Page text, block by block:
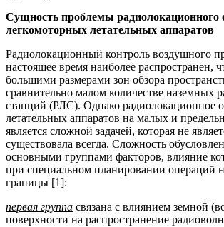
Сущность проблемы радиолокационного
легкомоторных летательных аппаратов
Радиолокационный контроль воздушного
настоящее время наиболее распространен,
большими размерами зон обзора
сравнительно малом количестве наземных
станций (РЛС). Однако радиолокационное
летательных аппаратов на малых и
является сложной задачей, которая не
существовала всегда. Сложность
основными группами факторов, влияние
при специальном планировании операций
границы [1]:
первая группа связана с влиянием земной
поверхности на распространение